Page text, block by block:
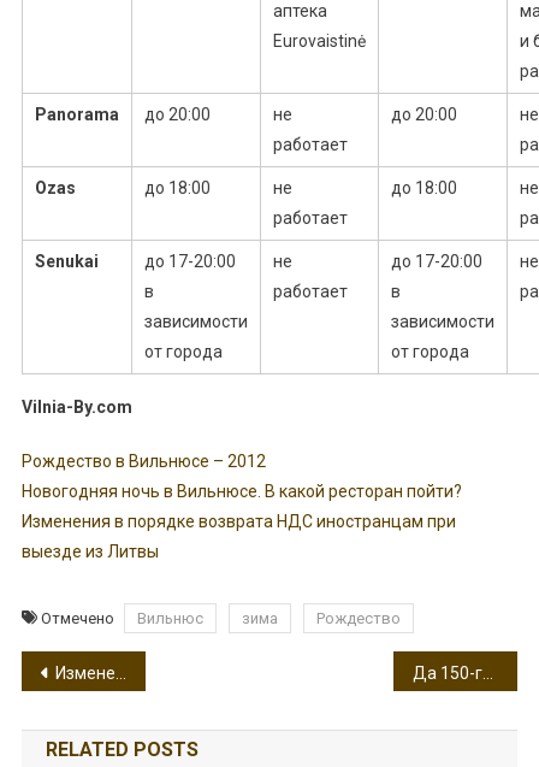
аптека
Eurovaistinė
и
Panorama до 20:00
не
работает
до 20:00
не
Ozas до 18:00
не
работает
до 18:00
не
Senukai
до 17-20:00
в
зависимости
от города
не
работает
до 17-20:00
в
зависимости
от города
не
Vilnia-By.com
Рождество в Вильнюсе – 2012
Новогодняя ночь в Вильнюсе. В какой ресторан пойти?
Изменения в порядке возврата НДС иностранцам при
выезде из Литвы
Отмечено Вильнюс зима Рождество
Навигация
по
Изменения в порядке возврата НДС иностранцам при выезде из Литвы
RELATED POSTS